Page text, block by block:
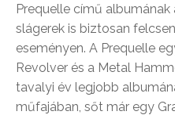
Prequelle című
slágerek is biztosan
eseményen. A Prequelle
Revolver és a Metal
tavalyi év legjobb
műfajában, sőt már egy